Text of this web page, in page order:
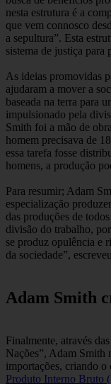
nesta estrutura é a
que vem connosco
a sepultura”. Esta
sistema de justiça
As ideias promovidas
ajudaram a mover a
baseada na terra para
impulsionado pela
Smith foi a mão de
homem precisava de
essa tarefa fosse
homens, a produção
Para resumir; Adam
especialização
das produções de
divisão do trabalho,
se produz opulência e
da sociedade”,
Adam Smith
Finalmente, através
Nações”, Adam Smith
importações, criando o
Produto Interno Bruto